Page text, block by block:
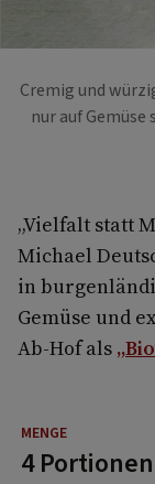
Cremig und
nur auf
„Vielfalt statt
Michael
in
Gemüse und
Ab-Hof als
4 Portionen